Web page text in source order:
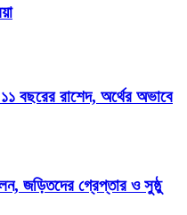
বছরের রাশেদ, অর্থের অভাবে
জড়িতদের গ্রেপ্তার ও সুষ্ঠু